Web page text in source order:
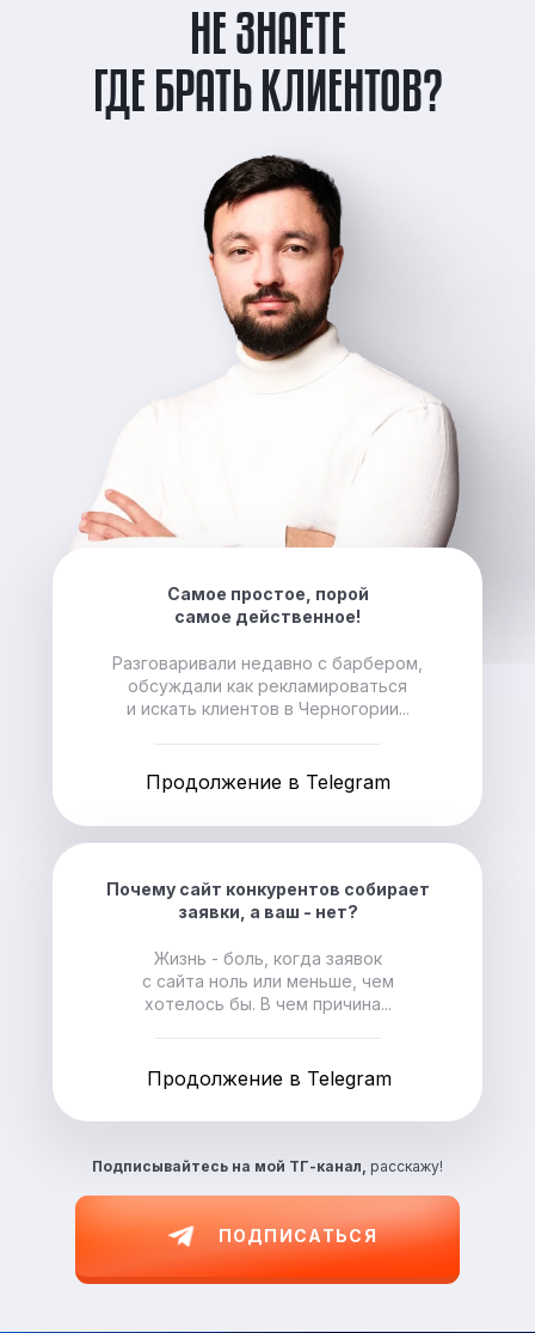
ГДЕ БРАТЬ КЛИЕНТОВ?
Подписывайтесь на мой ТГ-канал, расскажу!
НЕ ЗНАЕТЕ
ПОДПИСАТЬСЯ
Самое простое, порой
самое действенное!
Разговаривали недавно с барбером,
обсуждали как рекламироваться
и искать клиентов в Черногории...
Продолжение в Telegram
Почему сайт конкурентов собирает
заявки, а ваш - нет?
Жизнь - боль, когда заявок
с сайта ноль или меньше, чем
хотелось бы. В чем причина...
Продолжение в Telegram